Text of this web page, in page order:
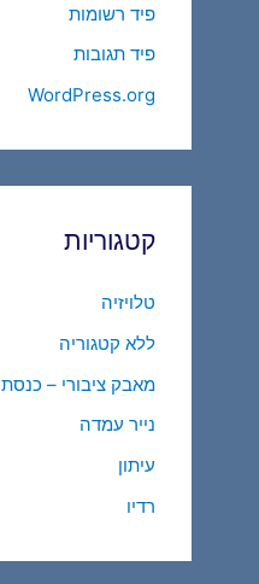
פיד רשומות
פיד תגובות
WordPress.org
קטגוריות
טלויזיה
ללא קטגוריה
מאבק ציבורי – כנסת
נייר עמדה
עיתון
רדיו